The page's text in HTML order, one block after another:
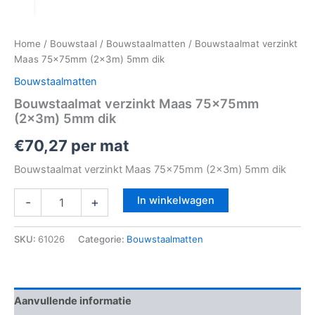
Home / Bouwstaal / Bouwstaalmatten / Bouwstaalmat verzinkt
Maas 75x75mm (2x3m) 5mm dik
Bouwstaalmatten
Bouwstaalmat verzinkt Maas 75x75mm
(2x3m) 5mm dik
€70,27 per mat
Bouwstaalmat verzinkt Maas 75x75mm (2x3m) 5mm dik
- + In winkelwagen
SKU: 61026 Categorie: Bouwstaalmatten
Aanvullende informatie